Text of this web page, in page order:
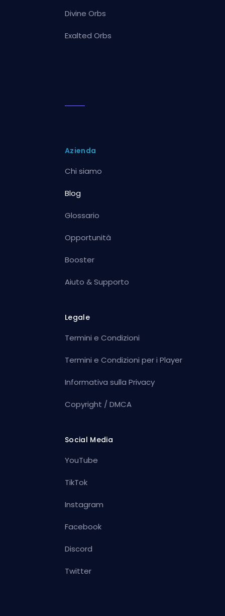
Divine Orbs
Exalted Orbs
Azienda
Chi siamo
Blog
Glossario
Opportunità
Booster
Aiuto & Supporto
Legale
Termini e Condizioni
Termini e Condizioni per i Player
Informativa sulla Privacy
Copyright / DMCA
Social Media
YouTube
TikTok
Instagram
Facebook
Discord
Twitter